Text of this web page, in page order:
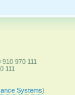
970 111
111
Systems)